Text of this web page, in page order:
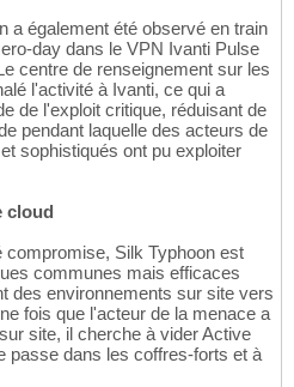
a également été observé en train
day dans le VPN Ivanti Pulse
centre de renseignement sur les
l'activité à Ivanti, ce qui a
de l'exploit critique, réduisant de
pendant laquelle des acteurs de
sophistiqués ont pu exploiter
cloud
compromise, Silk Typhoon est
communes mais efficaces
des environnements sur site vers
fois que l'acteur de la menace a
site, il cherche à vider Active
passe dans les coffres-forts et à